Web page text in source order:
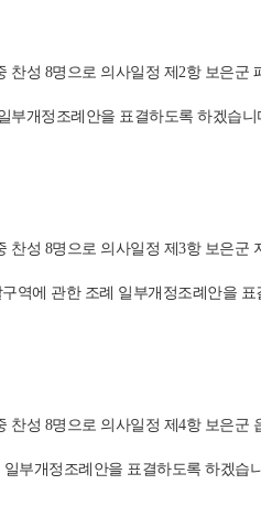
찬성 8명으로 의사일정 제2항 보은
부개정조례안을 표결하도록 하겠습니
찬성 8명으로 의사일정 제3항 보은
역에 관한 조례 일부개정조례안을
성 8명으로 의사일정 제4항 보은
부개정조례안을 표결하도록 하겠습